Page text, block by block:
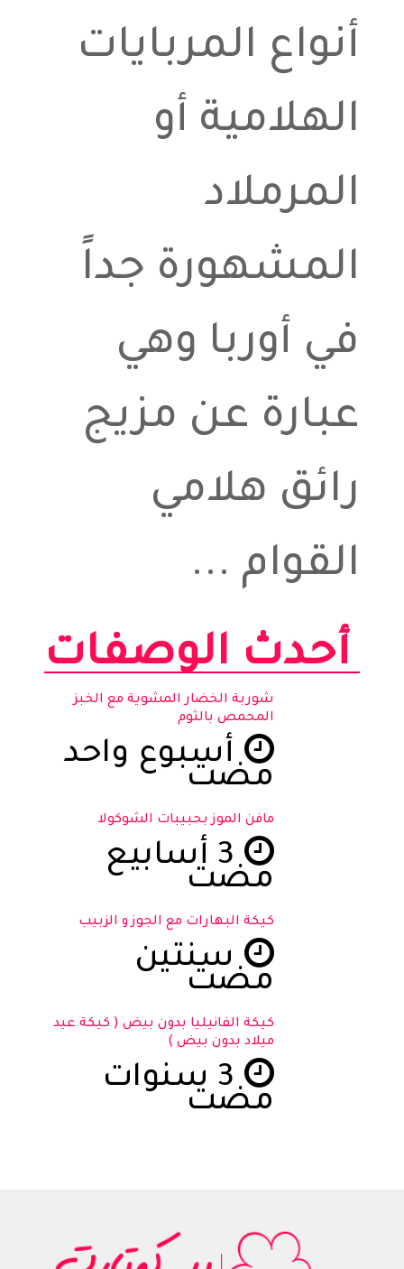
أنواع المربايات
الهلامية أو
المرملاد
المشهورة جداً
في أوربا وهي
عبارة عن مزيج
رائق هلامي
القوام ...
أحدث الوصفات
شوربة الخضار المشوية مع الخبز
المحمص بالثوم
أسبوع واحد
مضت
مافن الموز بحبيبات الشوكولا
3 أسابيع
مضت
كيكة البهارات مع الجوز و الزبيب
سنتين
مضت
كيكة الفانيليا بدون بيض ( كيكة عيد
ميلاد بدون بيض )
3 سنوات
مضت